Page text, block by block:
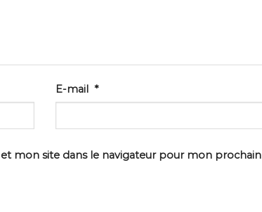
E-mail*
mon site dans le navigateur pour mon prochain